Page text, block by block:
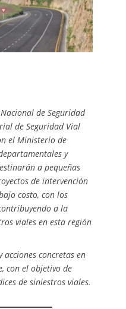
de Seguridad
de Seguridad Vial
el Ministerio de
y
a pequeñas
de intervención
costo, con los
a la
viales en esta región
concretas en
con el objetivo de
de siniestros viales.